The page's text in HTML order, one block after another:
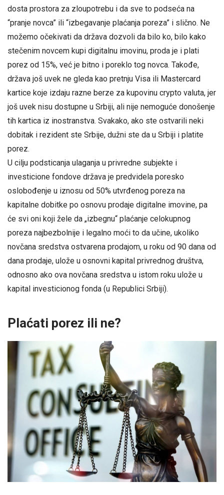
dosta prostora za zloupotrebu i da sve to podseća na
“pranje novca” ili “izbegavanje plaćanja poreza” i slično. Ne
možemo očekivati da država dozvoli da bilo ko, bilo kako
stečenim novcem kupi digitalnu imovinu, proda je i plati
porez od 15%, već je bitno i poreklo tog novca. Takođe,
država još uvek ne gleda kao pretnju Visa ili Mastercard
kartice koje izdaju razne berze za kupovinu crypto valuta, jer
još uvek nisu dostupne u Srbiji, ali nije nemoguće donošenje
tih kartica iz inostranstva. Svakako, ako ste ostvarili neki
dobitak i rezident ste Srbije, dužni ste da u Srbiji i platite
porez.
U cilju podsticanja ulaganja u privredne subjekte i
investicione fondove država je predvidela poresko
oslobođenje u iznosu od 50% utvrđenog poreza na
kapitalne dobitke po osnovu prodaje digitalne imovine, pa
će svi oni koji žele da „izbegnu“ plaćanje celokupnog
poreza najbezbolnije i legalno moći to da učine, ukoliko
novčana sredstva ostvarena prodajom, u roku od 90 dana od
dana prodaje, ulože u osnovni kapital privrednog društva,
odnosno ako ova novčana sredstva u istom roku ulože u
kapital investicionog fonda (u Republici Srbiji).
Plaćati porez ili ne?